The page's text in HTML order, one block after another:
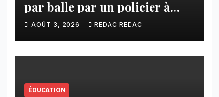
par balle par un policier à
Kamuesha, la tension monte
AOÛT 3, 2026 REDAC REDAC
ÉDUCATION